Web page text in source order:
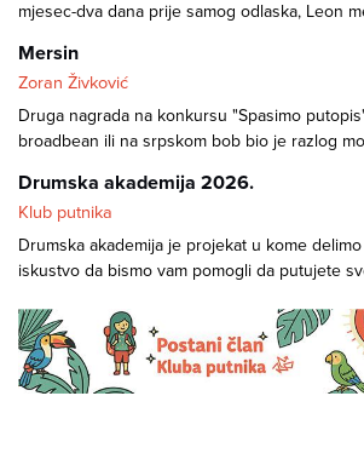
mjesec-dva dana prije samog odlaska, Leon
Mersin
Zoran Živković
Druga nagrada na konkursu "Spasimo
broadbean ili na srpskom bob bio je razlog
Drumska akademija 2026.
Klub putnika
Drumska akademija je projekat u kome
iskustvo da bismo vam pomogli da putujete